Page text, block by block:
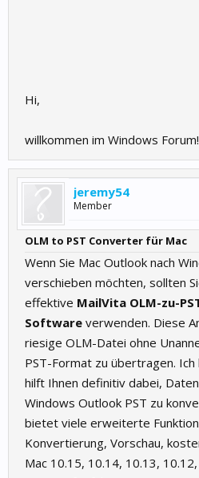
Hi,
willkommen im Windows Forum!
jeremy54
Member
OLM to PST Converter für Mac
Wenn Sie Mac Outlook nach
verschieben möchten, sollten
effektive MailVita OLM-zu-
Software verwenden. Diese
riesige OLM-Datei ohne
PST-Format zu übertragen.
hilft Ihnen definitiv dabei,
Windows Outlook PST zu
bietet viele erweiterte
Konvertierung, Vorschau,
Mac 10.15, 10.14, 10.13,